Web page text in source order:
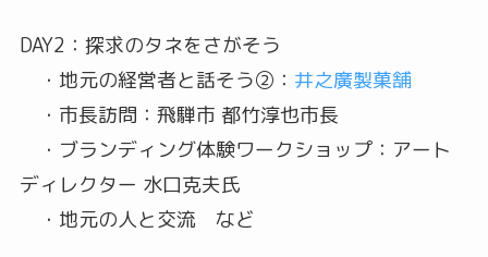
DAY2：探求のタネをさがそう
・地元の経営者と話そう②： 井之廣製菓舗
・市長訪問：飛騨市 都竹淳也市長
・ブランディング体験ワークショップ：アート
ディレクター 水口克夫氏
・地元の人と交流 など